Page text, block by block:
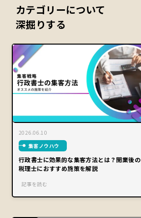
カテゴリーについて
深掘りする
2026.06.10
集客ノウハウ
行政書士に効果的な集客方法とは？開業後の
税理士におすすめ施策を解説
記事を読む